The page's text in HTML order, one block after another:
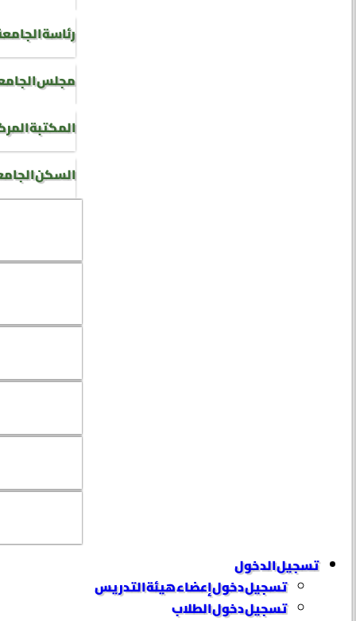
رئاسة
مجلس
المكتبة
السكن
تسجيل الدخول
تسجيل دخول إعضاء هيئة التدريس
تسجيل دخول الطلاب